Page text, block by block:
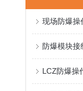
现场防爆操
防爆模块接
LCZ防爆操